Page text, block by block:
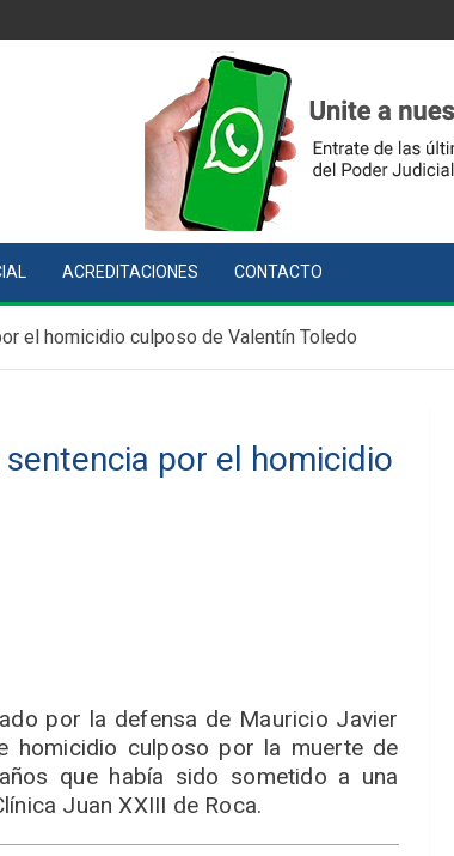
ACREDITACIONES CONTACTO
el homicidio culposo de Valentín Toledo
por el homicidio
por la defensa de Mauricio Javier
homicidio culposo por la muerte de
que había sido sometido a una
Juan XXIII de Roca.